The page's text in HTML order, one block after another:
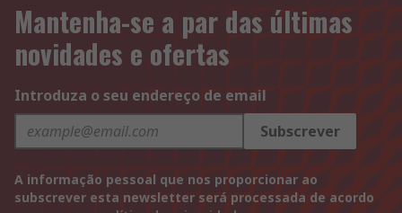
Mantenha-se a par das últimas
novidades e ofertas
Introduza o seu endereço de email
Subscrever
A informação pessoal que nos proporcionar ao
subscrever esta newsletter será processada de acordo